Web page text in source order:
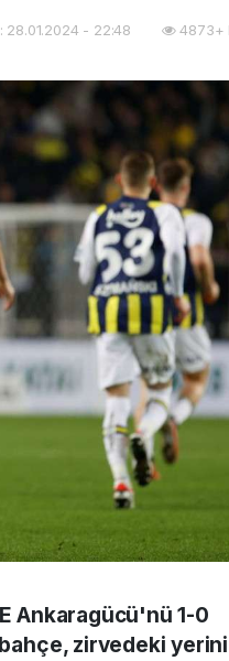
28.01.2024 - 22:48 4873+
Ankaragücü'nü 1-0
zirvedeki yerini